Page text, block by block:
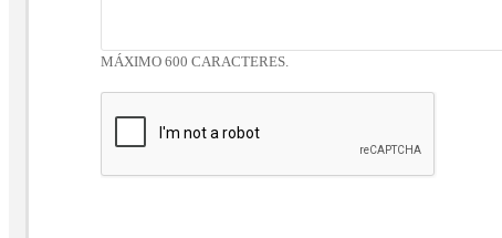
MÁXIMO 600 CARACTERES.